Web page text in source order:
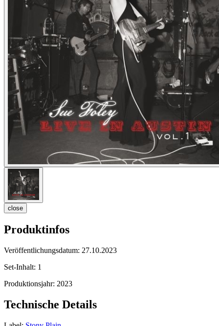
close
Produktinfos
Veröffentlichungsdatum: 27.10.2023
Set-Inhalt: 1
Produktionsjahr: 2023
Technische Details